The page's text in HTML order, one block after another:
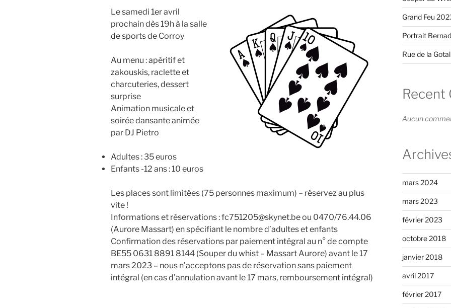
Le samedi 1er avril
prochain dès 19h à la salle
de sports de Corroy
Au menu : apéritif et
zakouskis, raclette et
charcuteries, dessert
surprise
Animation musicale et
soirée dansante animée
par DJ Pietro
Adultes : 35 euros
Enfants -12 ans : 10 euros
Les places sont limitées (75 personnes maximum) – réservez au plus
vite !
Informations et réservations : fc751205@skynet.be ou 0470/76.44.06
(Aurore Massart) en spécifiant le nombre d’adultes et enfants
Confirmation des réservations par paiement intégral au n° de compte
BE55 0631 8891 8144 (Souper du whist – Massart Aurore) avant le 17
mars 2023 – nous n’acceptons pas de réservation sans paiement
intégral (en cas d’annulation avant le 17 mars, remboursement intégral)
Grand Feu
Portrait
Rue de la
Recent
Aucun
mars 2024
mars 2023
février 2023
octobre 2018
janvier 2018
avril 2017
février 2017